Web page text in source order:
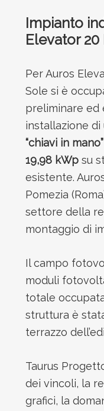
Impianto
Elevator 20
Per Auros
Sole si è
preliminare ed
installazione di
“chiavi in mano”
19,98 kWpsu
esistente.
Pomezia
settore della
montaggio di
Il campo
moduli
totale
struttura è
terrazzo
Taurus
dei vincoli, la
grafici, la